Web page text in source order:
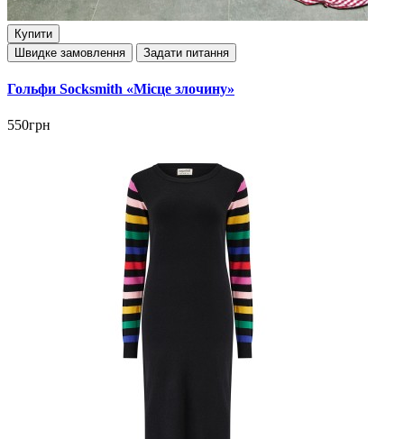
Купити
Швидке замовлення
Задати питання
Гольфи Socksmith «Місце злочину»
550грн